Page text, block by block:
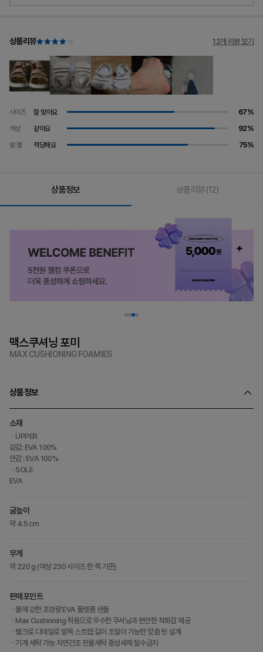
상품리뷰 12개 리뷰 보기
사이즈 잘 맞아요
67%
색상
같아요
92%
발 볼
적당해요 75%
상품정보 상품리뷰(12)
맥스쿠셔닝 포미
MAX CUSHIONING FOAMIES
상품정보
소재
ㆍUPPER
겉감: EVA 100%
안감 : EVA 100%
ㆍSOLE
EVA
굽높이
약 4.5 cm
무게
약 220 g (여성 230 사이즈 한 쪽 기준)
판매포인트
ㆍ물에 강한 초경량 EVA 플랫폼 샌들
ㆍMax Cushioning 적용으로 우수한 쿠셔닝과 편안한 착화감 제공
ㆍ벨크로 디테일로 발목 스트랩 길이 조절이 가능한 맞춤 핏 설계
ㆍ기계 세탁 가능 자연건조 찬물세탁 중성세제 탈수금지